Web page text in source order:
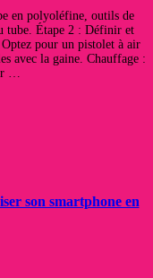
en polyoléfine, outils de
tube. Étape 2 : Définir et
pour un pistolet à air
avec la gaine. Chauffage :
…
son smartphone en